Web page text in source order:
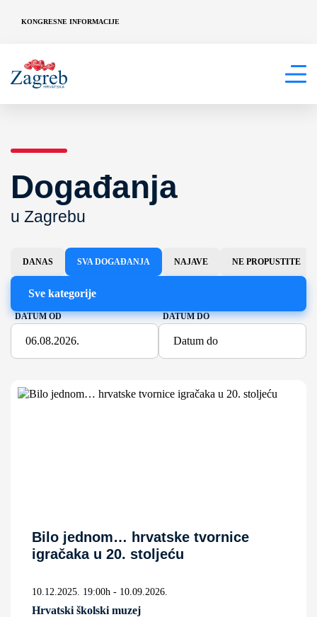
KONGRESNE INFORMACIJE
Događanja
u Zagrebu
DANAS SVA DOGAĐANJA NAJAVE NE PROPUSTITE
Sve kategorije
DATUM OD DATUM DO
Bilo jednom… hrvatske tvornice
igračaka u 20. stoljeću
10.12.2025. 19:00h - 10.09.2026.
Hrvatski školski muzej